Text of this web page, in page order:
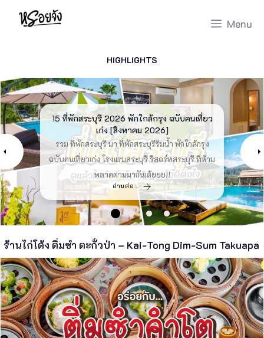
Skip
Menu
HIGHLIGHTS
15 ที่เที่ยวเชียงแสน 2026 ที่เที่ยวเชียงราย
[สิงหาคม 2026]
รวม ที่เที่ยวเชียงแสน มา เชียงแสนที่เที่ยว ที่เที่ยว
เชียงราย ที่โดนใจวัยเรา เที่ยวเชียงแสน ที่ต้องมาให้
ได้ สถานที่ท่องเที่ยวเชียงแสน จัดเล้ย
อ่านต่อ…
15 ที่พักสระบุรี 2026 พักใกล้กรุง ฉบับคนเที่ยว
เก่ง [สิงหาคม 2026]
รวม ที่พักสระบุรี มา ที่พักสระบุรีริมน้ำ พักใกล้กรุง
ฉบับคนเที่ยวเก่ง โรงแรมสระบุรี รีสอร์ทสระบุรี ที่ห้าม
พลาดตามมากันเล้ยยย!!
อ่านต่อ…
บ้านสวนภูงา ร้านอาหารเปิดใหม่พังงา
บ้านสวนภูงา ร้านอาหารเปิดใหม่พังงา ทานข้าวใน
สวนดอกไม้ท่ามกลางหุบเขา าหารใต้รสชาติ
กลมกล่อม อาหารพื้นเมืองรสจัดจ้านร้านบรรยากาศ
สุดปัง ไปกันเลย
อ่านต่อ…
41 ร้านอาหารใน Central Eastville 2026
อัพเดท [สิงหาคม 2026]
รีวิว Central Eastville ร้านอาหาร มา ร้านอาหาร
Central Eastville ลาดพร้าว กทม ร้านอาหาร
เซ็นทรัลอีสวิล เอามาให้ฟินกันจุกๆ ร้านอาหารอีสวิล
อ่านต่อ…
ณ ปลายวา คาเฟ่กะปง พังงา
ณ ปลายวา คาเฟ่ กะปง พังงา คาเฟ่สไตล์บาหลี กลาง
สายน้ำรายล้อมด้วยธรรมชาติ กลางน้ำเช้าๆปลกคุ
ลมไปด้วยหมอกหนามุมถ่ายรูปเปลี่ยนใหม่ อัพเดท
ตลอดเลย
อ่านต่อ…
ร้านไก่โต้ง ติ่มซำ ตะกั่วป่า – Kai-Tong Dim-Sum Takuapa